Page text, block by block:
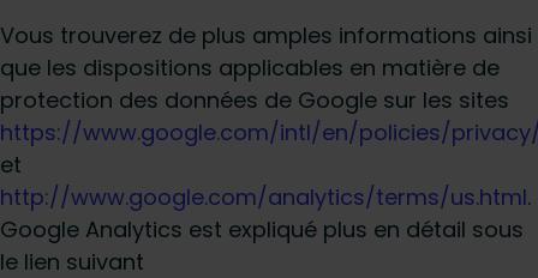
Vous trouverez de plus amples informations ainsi
que les dispositions applicables en matière de
protection des données de Google sur les sites
https://www.google.com/intl/en/policies/
et
http://www.google.com/analytics/terms/us.html.
Google Analytics est expliqué plus en détail sous
le lien suivant